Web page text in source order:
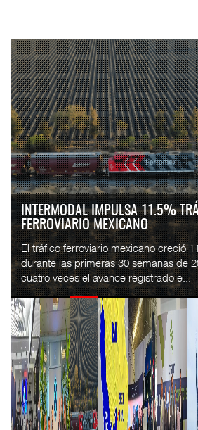
FLETES DE CONTENEDORES
DE CAÍDAS: DREWRY...
El costo mundial del transporte
subió 1% en la semana terminada el
4,297 dólares por contenedor de 40